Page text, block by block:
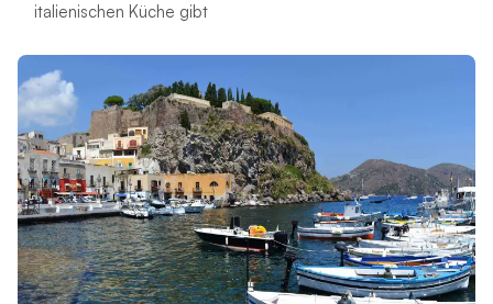
italienischen Küche gibt